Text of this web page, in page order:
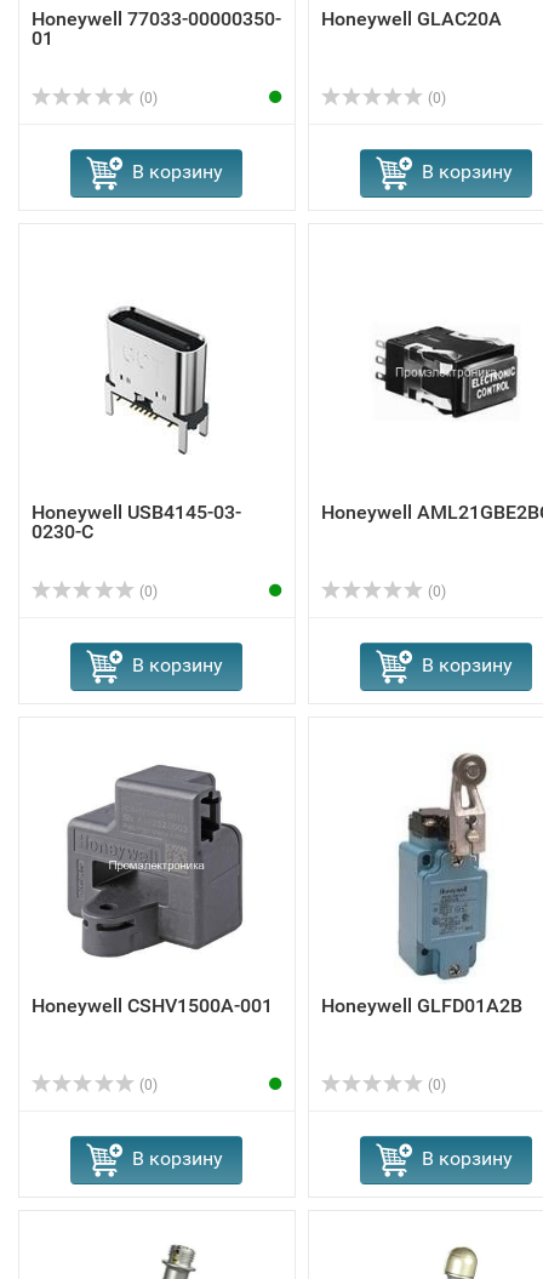
Honeywell 77033-00000350-
01
(0)
В корзину
Honeywell GLAC20A
(0)
В корзину
Honeywell USB4145-03-
0230-C
(0)
В корзину
Honeywell
(0)
В корзину
Honeywell CSHV1500A-001
(0)
В корзину
Honeywell GLFD01A2B
(0)
В корзину